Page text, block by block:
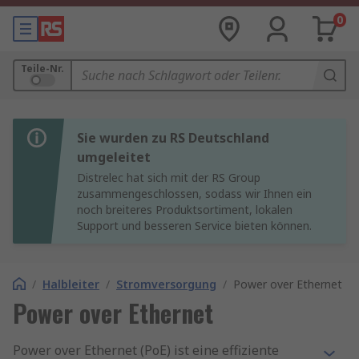
0
Teile-Nr.
Sie wurden zu RS Deutschland
umgeleitet
Distrelec hat sich mit der RS Group
zusammengeschlossen, sodass wir Ihnen ein
noch breiteres Produktsortiment, lokalen
Support und besseren Service bieten können.
/ Halbleiter / Stromversorgung / Power over Ethernet
Power over Ethernet
Power over Ethernet (PoE) ist eine effiziente